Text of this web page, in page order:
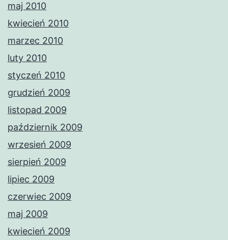
maj 2010
kwiecień 2010
marzec 2010
luty 2010
styczeń 2010
grudzień 2009
listopad 2009
październik 2009
wrzesień 2009
sierpień 2009
lipiec 2009
czerwiec 2009
maj 2009
kwiecień 2009